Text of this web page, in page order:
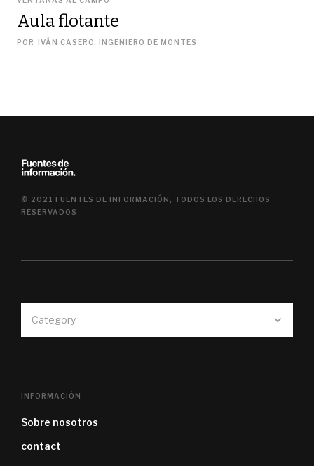
Aula flotante
POR IVÁN CASERO, INGENIERO DE MONTES
© 2021 FUENTES DE INFORMACIÓN, TODOS LOS DERECHOS
RESERVADOS
Category
INFORMACIÓN
Sobre nosotros
contact